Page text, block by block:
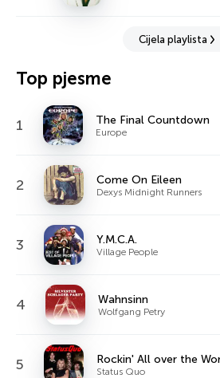
Cijela playlista
Top pjesme
1 The Final Countdown
Europe
2 Come On Eileen
Dexys Midnight Runners
3 Y.M.C.A.
Village People
4 Wahnsinn
Wolfgang Petry
5 Rockin' All over the
Status Quo